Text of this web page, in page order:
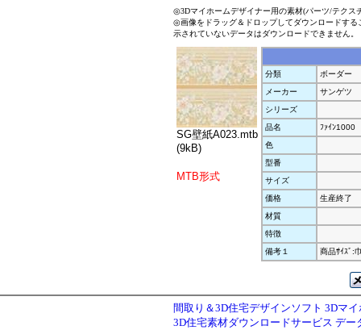
◎3Dマイホームデザイナー用の素材(パーツ/テクス
◎画像をドラッグ＆ドロップしてダウンロードす
示されていないデータはダウンロードできません。
SG壁紙A023.mtb
(9kB)
MTB形式
分類
ボーダー
メーカー
サンゲツ
シリーズ
品名
ﾌｧｲﾝ1000
色
型番
サイズ
価格
生産終了
材質
特徴
備考１
商品ｻｲｽﾞ:
間取り＆3D住宅デザインソフト 3Dマ
3D住宅素材ダウンロードサービス デー